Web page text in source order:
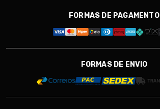
FORMAS DE PAGAMENTO
FORMAS DE ENVIO